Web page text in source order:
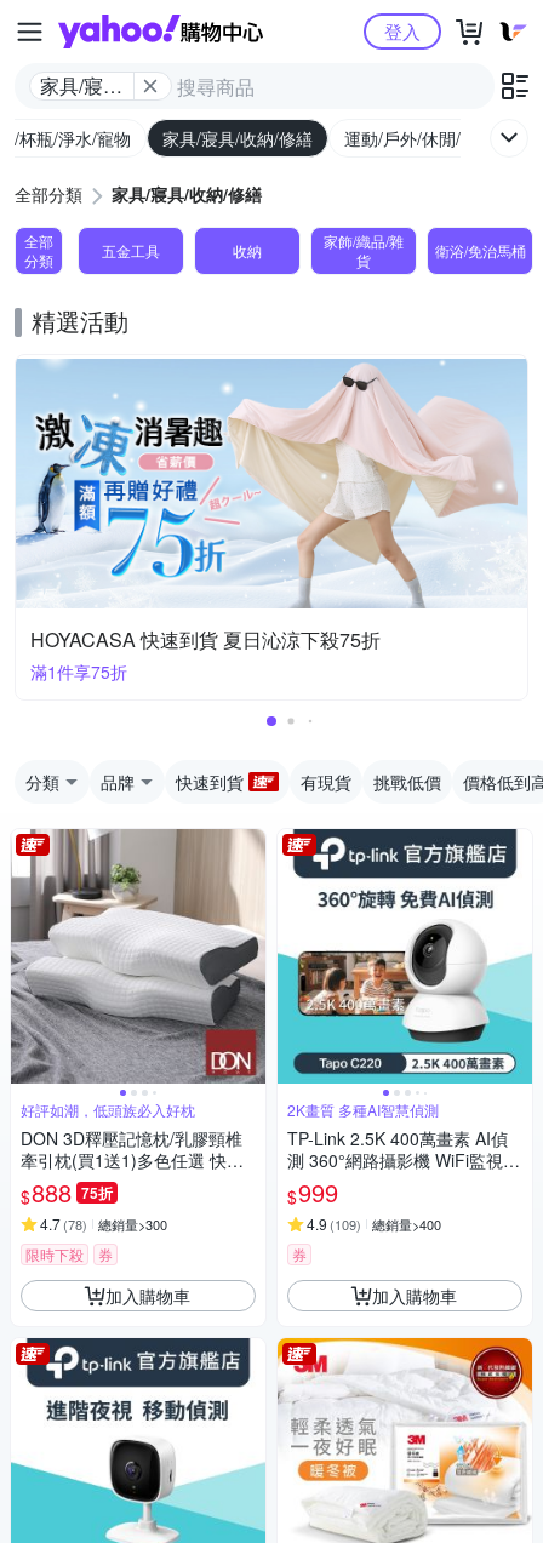
Yahoo購物中心
家具/寢具/
登入
/杯瓶/淨水/寵物 家具/寢具/收納/修繕 運動/戶外/休閒/健身
全部分類 家具/寢具/收納/修繕
全部
分類
五金工具 收納
家飾/織品/雜
貨
衛浴/免治馬桶
精選活動
HOYACASA 快速到貨 夏日沁涼下殺75折
滿1件享75折
分類 品牌 快速到貨 有現貨 挑戰低價 價格低到
好評如潮，低頭族必入好枕
DON 3D釋壓記憶枕/乳膠頸椎
牽引枕(買1送1)多色任選 快速
出貨
$888 75折
4.7(78) 總銷量>300
限時下殺 券
加入購物車
2K畫質 多種AI智慧偵測
TP-Link 2.5K 400萬畫素 AI偵
測 360°網路攝影機 WiFi監視器
IPCAM (雙向語音/支援512G /
寵物/嬰兒/長輩/Tapo C220)
$999
4.9 (109) 總銷量>400
券
加入購物車